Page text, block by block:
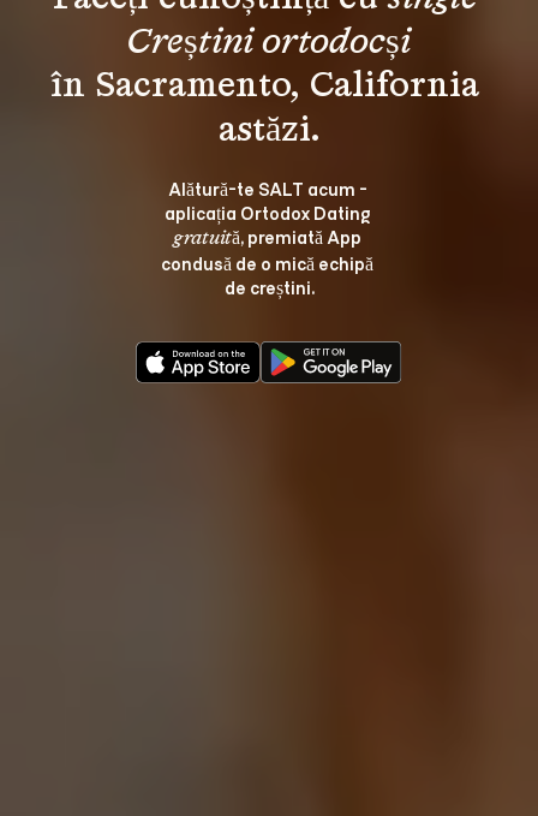
Creștini ortodocși
în Sacramento, California
Alătură-te SALT acum -
aplicația Ortodox Dating
gratuită, premiată App
condusă de o mică echipă
de creștini.